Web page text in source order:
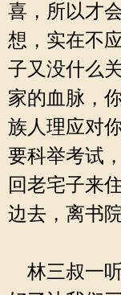
喜，所以才
想，实在不
子又没什么
家的血脉，
族人理应对
要科举考试
回老宅子来
边去，离书
林三叔一